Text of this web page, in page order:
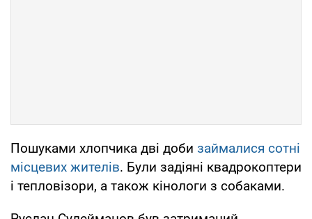
Пошуками хлопчика дві доби займалися сотні
місцевих жителів. Були задіяні квадрокоптери
і тепловізори, а також кінологи з собаками.